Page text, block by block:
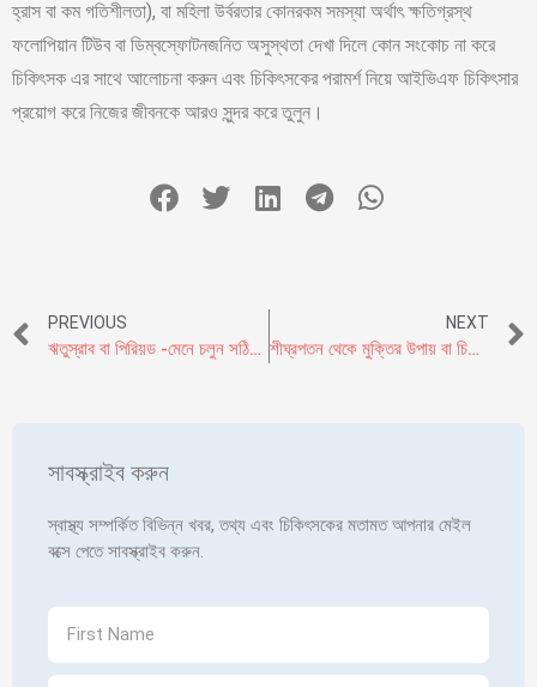
হ্রাস বা কম গতিশীলতা), বা মহিলা উর্বরতার কোনরকম সমস্যা অর্থাৎ ক্ষতিগ্রস্থ
ফলোপিয়ান টিউব বা ডিম্বস্ফোটনজনিত অসুস্থতা দেখা দিলে কোন সংকোচ না করে
চিকিৎসক এর সাথে আলোচনা করুন এবং চিকিৎসকের পরামর্শ নিয়ে আইভিএফ চিকিৎসার
প্রয়োগ করে নিজের জীবনকে আরও সুন্দর করে তুলুন।
PREVIOUS
ঋতুস্রাব বা পিরিয়ড -মেনে চলুন সঠিক স্বাস্থ্যবিধি
NEXT
শীঘ্রপতন থেকে মুক্তির উপায় বা চিকিৎসা
সাবস্ক্রাইব করুন
স্বাস্থ্য সম্পর্কিত বিভিন্ন খবর, তথ্য এবং চিকিৎসকের মতামত আপনার মেইল
বক্সে পেতে সাবস্ক্রাইব করুন.